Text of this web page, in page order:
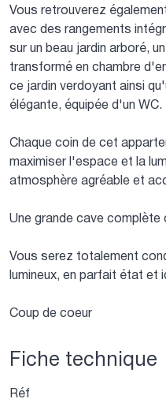
Vous retrouverez
avec des rangements
sur un beau jardin arboré,
transformé en chambre
ce jardin verdoyant ainsi
élégante, équipée d'un WC.
Chaque coin de cet
maximiser l'espace et la
atmosphère agréable et
Une grande cave complète
Vous serez totalement
lumineux, en parfait état et
Coup de coeur
Fiche technique
Réf